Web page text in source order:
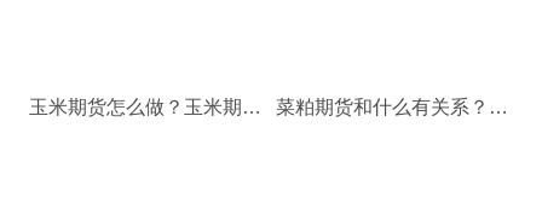
玉米期货怎么做？玉米期货的做单方法有哪些？ 菜粕期货和什么有关系？期货菜粕受什么影响？